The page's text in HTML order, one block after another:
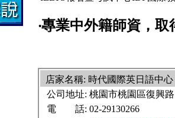
‧專業中外籍師資，取
店家名稱: 時代國際英日語
公司地址: 桃園市桃園區復興
電 話: 02-29130266